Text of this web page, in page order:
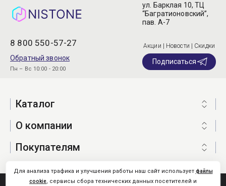
8 800 550-57-27
Обратный звонок
Пн – Вс 10:00 - 20:00
ул. Барклая 10, ТЦ
“Багратионовский”,
пав. А-7
Акции | Новости | Скидки
Подписаться
Каталог
О компании
Покупателям
Для анализа трафика и улучшения работы наш сайт использует файлы
cookie, сервисы сбора технических данных посетителей и